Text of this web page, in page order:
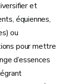
et
équiennes,
ou
pour mettre
d’essences